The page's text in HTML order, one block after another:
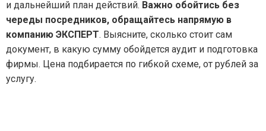
и дальнейший план действий. Важно обойтись без
череды посредников, обращайтесь напрямую в
компанию ЭКСПЕРТ. Выясните, сколько стоит сам
документ, в какую сумму обойдется аудит и подготовка
фирмы. Цена подбирается по гибкой схеме, от рублей за
услугу.